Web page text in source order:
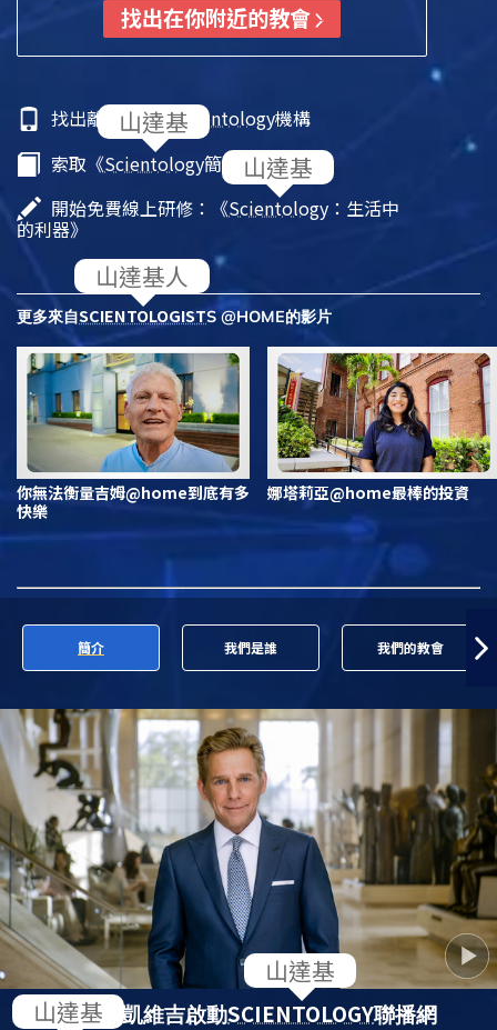
找出在你附近的教會
找出離你最近的Scientology機構
索取《Scientology簡介》小冊子
開始免費線上研修：《Scientology ：生活中
的利器》
更多來自SCIENTOLOGISTS @HOME的影片
你無法衡量吉姆@home到底有多
快樂
娜塔莉亞@home最棒的投資
簡介 我們是誰 我們的教會
大衛．密斯凱維吉啟動SCIENTOLOGY聯播網